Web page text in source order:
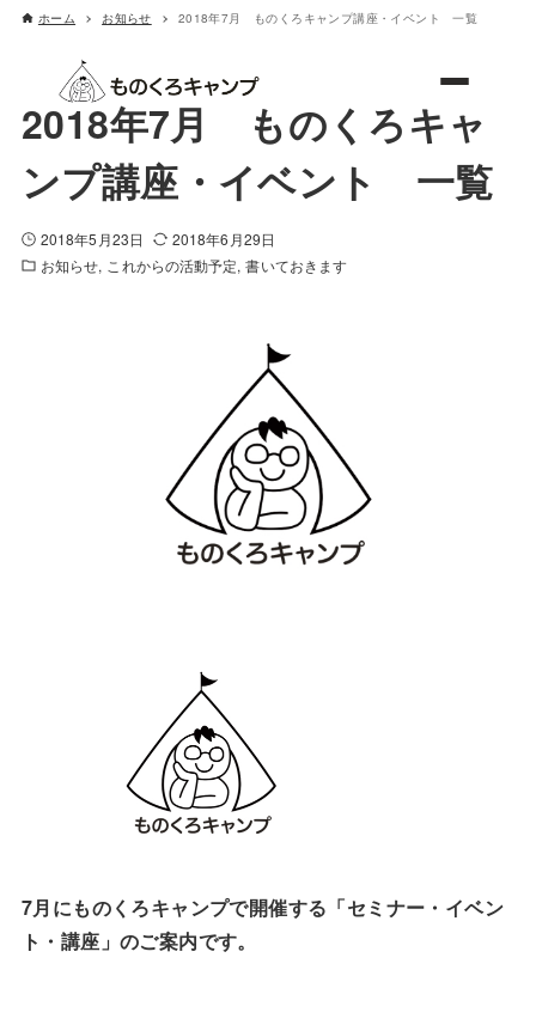
ホーム お知らせ 2018年7月 ものくろキャンプ講座・イベント 一覧
2018年7月 ものくろキャ
ンプ講座・イベント 一覧
2018年5月23日
2018年6月29日
お知らせ これからの活動予定 書いておきます
7月にものくろキャンプで開催する「セミナー・イベン
ト・講座」のご案内です。